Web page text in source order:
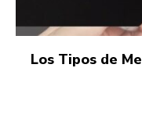
Los Tipos de